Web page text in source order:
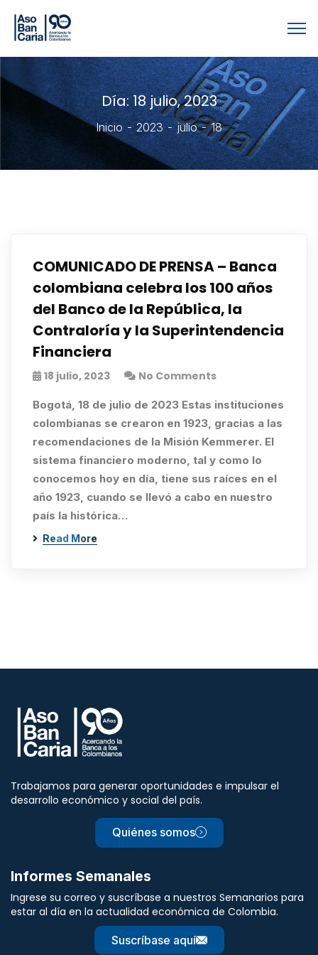
Día:18 julio, 2023
Inicio 2023 julio 18
COMUNICADO DE PRENSA – Banca
colombiana celebra los 100 años
del Banco de la República, la
Contraloría y la Superintendencia
Financiera
18 julio, 2023 No Comments
Bogotá, 18 de julio de 2023 Estas instituciones
colombianas se crearon en 1923, gracias a las
recomendaciones de la Misión Kemmerer. El
sistema financiero moderno, tal y como lo
conocemos hoy en día, tiene sus raíces en el
año 1923, cuando se llevó a cabo en nuestro
país la histórica…
Read More
Trabajamos para generar oportunidades e impulsar el
desarrollo económico y social del país.
Quiénes somos
Informes Semanales
Ingrese su correo y suscríbase a nuestros Semanarios para
estar al día en la actualidad económica de Colombia.
Suscríbase aquí